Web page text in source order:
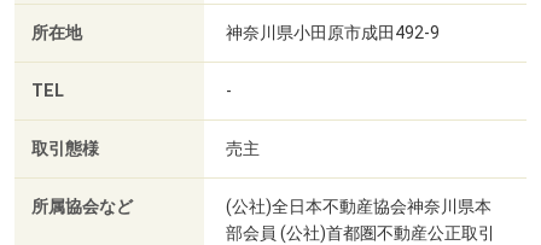
所在地 神奈川県小田原市成田492-9
TEL -
取引態様 売主
所属協会など
(公社)全日本不動産協会神奈川県本
部会員 (公社)首都圏不動産公正取引